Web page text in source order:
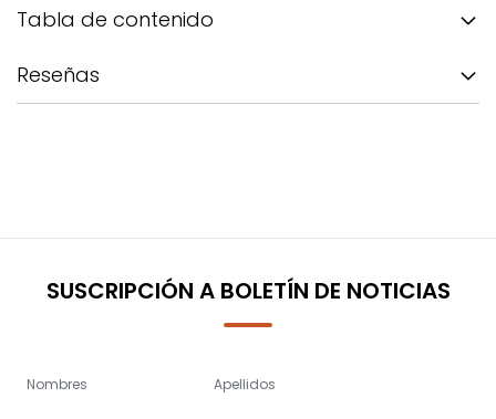
Tabla de contenido
Reseñas
SUSCRIPCIÓN A BOLETÍN DE NOTICIAS
Nombres Apellidos